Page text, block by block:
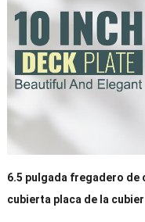
6.5 pulgada fregadero de
cubierta placa de la